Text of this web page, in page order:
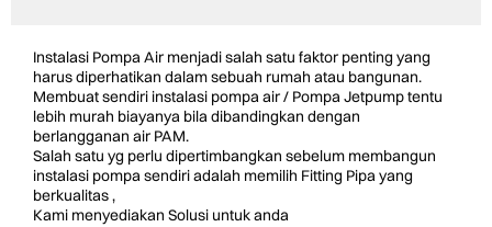
Instalasi Pompa Air menjadi salah satu faktor penting yang
harus diperhatikan dalam sebuah rumah atau bangunan.
Membuat sendiri instalasi pompa air / Pompa Jetpump tentu
lebih murah biayanya bila dibandingkan dengan
berlangganan air PAM.
Salah satu yg perlu dipertimbangkan sebelum membangun
instalasi pompa sendiri adalah memilih Fitting Pipa yang
berkualitas ,
Kami menyediakan Solusi untuk anda